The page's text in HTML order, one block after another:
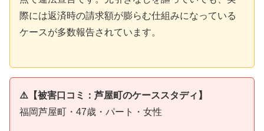
際には返済時の請求額が膨らむ仕組みになっている
ケースが多数報告されています。
⚠️【被害口コミ：芦屋町のケーススタディ】
福岡芦屋町・47歳・パート・女性